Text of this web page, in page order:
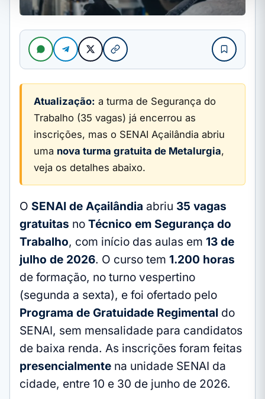
Atualização: a turma de Segurança do
Trabalho (35 vagas) já encerrou as
inscrições, mas o SENAI Açailândia abriu
uma nova turma gratuita de Metalurgia,
veja os detalhes abaixo.
O SENAI de Açailândia abriu 35 vagas
gratuitas no Técnico em Segurança do
Trabalho, com início das aulas em 13 de
julho de 2026. O curso tem 1.200 horas
de formação, no turno vespertino
(segunda a sexta), e foi ofertado pelo
Programa de Gratuidade Regimental do
SENAI, sem mensalidade para candidatos
de baixa renda. As inscrições foram feitas
presencialmente na unidade SENAI da
cidade, entre 10 e 30 de junho de 2026.